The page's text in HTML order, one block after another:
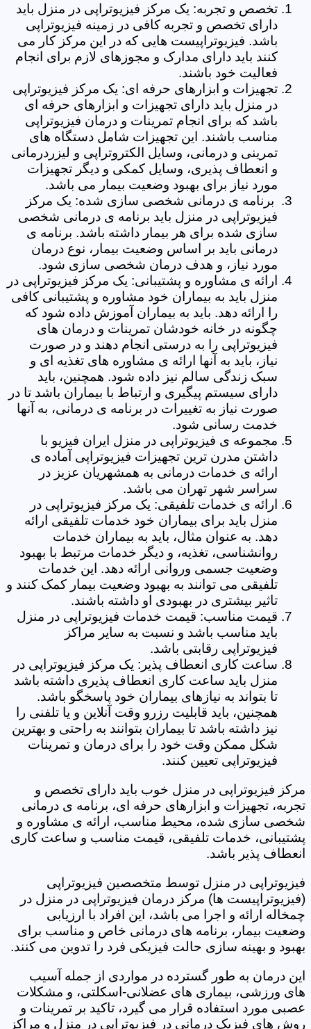
تخصص و تجربه: یک مرکز فیزیوتراپی در منزل باید
دارای تخصص و تجربه کافی در زمینه فیزیوتراپی
باشد. فیزیوتراپیست هایی که در این مرکز کار می
کنند باید دارای مدارک و مجوزهای لازم برای انجام
فعالیت خود باشند.
تجهیزات و ابزارهای حرفه ای: یک مرکز فیزیوتراپی
در منزل باید دارای تجهیزات و ابزارهای حرفه ای
باشد که برای انجام تمرینات و درمان فیزیوتراپی
مناسب باشند. این تجهیزات شامل دستگاه های
تمرینی و درمانی، وسایل الکتروتراپی و لیزردرمانی
و انعطاف پذیری، وسایل کمکی و دیگر تجهیزات
مورد نیاز برای بهبود وضعیت بیمار می باشد.
برنامه ی درمانی شخصی سازی شده: یک مرکز
فیزیوتراپی در منزل باید برنامه ی درمانی شخصی
سازی شده برای هر بیمار داشته باشد. برنامه ی
درمانی باید بر اساس وضعیت بیمار، نوع درمان
مورد نیاز، و هدف درمان شخصی سازی شود.
ارائه ی مشاوره و پشتیبانی: یک مرکز فیزیوتراپی در
منزل باید به بیماران خود مشاوره و پشتیبانی کافی
را ارائه دهد. باید به بیماران آموزش داده شود که
چگونه در خانه خودشان تمرینات و درمان های
فیزیوتراپی را به درستی انجام دهند و در صورت
نیاز، باید به آنها ارائه ی مشاوره های تغذیه ای و
سبک زندگی سالم نیز داده شود. همچنین، باید
دارای سیستم پیگیری و ارتباط با بیماران باشد تا در
صورت نیاز به تغییرات در برنامه ی درمانی، به آنها
خدمت رسانی شود.
مجموعه ی فیزیوتراپی در منزل ایران فیزیو با
داشتن مدرن ترین تجهیزات فیزیوتراپی آماده ی
ارائه ی خدمات درمانی به همشهریان عزیز در
سراسر شهر تهران می باشد.
ارائه ی خدمات تلفیقی: یک مرکز فیزیوتراپی در
منزل باید برای بیماران خود خدمات تلفیقی ارائه
دهد. به عنوان مثال، باید به بیماران خدمات
روانشناسی، تغذیه، و دیگر خدمات مرتبط با بهبود
وضعیت جسمی وروانی ارائه دهد. این خدمات
تلفیقی می توانند به بهبود وضعیت بیمار کمک کنند و
تاثیر بیشتری در بهبودی او داشته باشند.
قیمت مناسب: قیمت خدمات فیزیوتراپی در منزل
باید مناسب باشد و نسبت به سایر مراکز
فیزیوتراپی رقابتی باشد.
ساعت کاری انعطاف پذیر: یک مرکز فیزیوتراپی در
منزل باید ساعت کاری انعطاف پذیری داشته باشد
تا بتواند به نیازهای بیماران خود پاسخگو باشد.
همچنین، باید قابلیت رزرو وقت آنلاین و یا تلفنی را
نیز داشته باشد تا بیماران بتوانند به راحتی و بهترین
شکل ممکن وقت خود را برای درمان و تمرینات
فیزیوتراپی تعیین کنند.
مرکز فیزیوتراپی در منزل خوب باید دارای تخصص و
تجربه، تجهیزات و ابزارهای حرفه ای، برنامه ی درمانی
شخصی سازی شده، محیط مناسب، ارائه ی مشاوره و
پشتیبانی، خدمات تلفیقی، قیمت مناسب و ساعت کاری
انعطاف پذیر باشد.
فیزیوتراپی در منزل توسط متخصصین فیزیوتراپی
(فیزیوتراپیست ها) مرکز درمان فیزیوتراپی در منزل در
چمخاله ارائه و اجرا می باشد، این افراد با ارزیابی
وضعیت بیمار، برنامه های درمانی خاص و مناسب برای
بهبود و بهینه سازی حالت فیزیکی فرد را تدوین می کنند.
این درمان به طور گسترده در مواردی از جمله آسیب
های ورزشی، بیماری های عضلانی-اسکلتی، و مشکلات
عصبی مورد استفاده قرار می گیرد، تاکید بر تمرینات و
روش های فیزیک درمانی در فیزیوتراپی در منزل و مراکز